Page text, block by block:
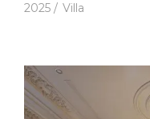
2025 / Villa